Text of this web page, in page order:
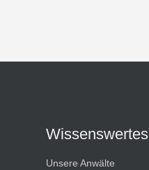
Wissenswertes
Unsere Anwälte